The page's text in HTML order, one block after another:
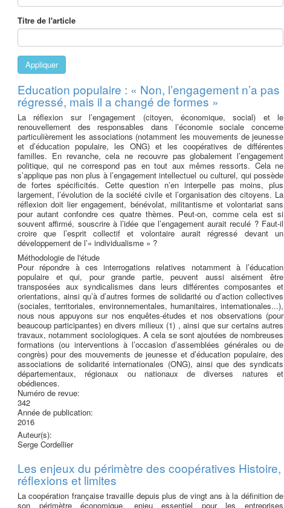
Titre de l'article
Appliquer
Education populaire : « Non, l’engagement n’a pas
régressé, mais il a changé de formes »
La réflexion sur l’engagement (citoyen, économique, social) et le
renouvellement des responsables dans l’économie sociale concerne
particulièrement les associations (notamment les mouvements de jeunesse
et d’éducation populaire, les ONG) et les coopératives de différentes
familles. En revanche, cela ne recouvre pas globalement l’engagement
politique, qui ne correspond pas en tout aux mêmes ressorts. Cela ne
s’applique pas non plus à l’engagement intellectuel ou culturel, qui possède
de fortes spécificités. Cette question n’en interpelle pas moins, plus
largement, l’évolution de la société civile et l’organisation des citoyens. La
réflexion doit lier engagement, bénévolat, militantisme et volontariat sans
pour autant confondre ces quatre thèmes. Peut-on, comme cela est si
souvent affirmé, souscrire à l’idée que l’engagement aurait reculé ? Faut-il
croire que l’esprit collectif et volontaire aurait régressé devant un
développement de l’« individualisme » ?
Méthodologie de l'étude
Pour répondre à ces interrogations relatives notamment à l’éducation
populaire et qui, pour grande partie, peuvent aussi aisément être
transposées aux syndicalismes dans leurs différentes composantes et
orientations, ainsi qu’à d’autres formes de solidarité ou d’action collectives
(sociales, territoriales, environnementales, humanitaires, internationales...),
nous nous appuyons sur nos enquêtes-études et nos observations (pour
beaucoup participantes) en divers milieux (1) , ainsi que sur certains autres
travaux, notamment sociologiques. A cela se sont ajoutées de nombreuses
formations (ou interventions à l’occasion d’assemblées générales ou de
congrès) pour des mouvements de jeunesse et d’éducation populaire, des
associations de solidarité internationales (ONG), ainsi que des syndicats
départementaux, régionaux ou nationaux de diverses natures et
obédiences.
Numéro de revue:
342
Année de publication:
2016
Auteur(s):
Serge Cordellier
Les enjeux du périmètre des coopératives Histoire,
réflexions et limites
La coopération française travaille depuis plus de vingt ans à la définition de
son périmètre économique, enjeu essentiel pour les entreprises